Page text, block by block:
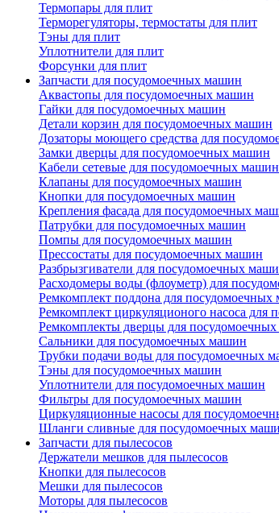
Термопары для плит
Терморегуляторы, термостаты для плит
Тэны для плит
Уплотнители для плит
Форсунки для плит
Запчасти для посудомоечных машин
Аквастопы для посудомоечных машин
Гайки для посудомоечных машин
Детали корзин для посудомоечных машин
Дозаторы моющего средства для
Замки дверцы для посудомоечных машин
Кабели сетевые для посудомоечных машин
Клапаны для посудомоечных машин
Кнопки для посудомоечных машин
Крепления фасада для посудомоечных
Патрубки для посудомоечных машин
Помпы для посудомоечных машин
Прессостаты для посудомоечных машин
Разбрызгиватели для посудомоечных
Расходомеры воды (флоуметр) для
Ремкомплект поддона для посудомоечных
Ремкомплект циркуляционого насоса для
Ремкомплекты дверцы для
Сальники для посудомоечных машин
Трубки подачи воды для посудомоечных
Тэны для посудомоечных машин
Уплотнители для посудомоечных машин
Фильтры для посудомоечных машин
Циркуляционные насосы для
Шланги сливные для посудомоечных
Запчасти для пылесосов
Держатели мешков для пылесосов
Кнопки для пылесосов
Мешки для пылесосов
Моторы для пылесосов